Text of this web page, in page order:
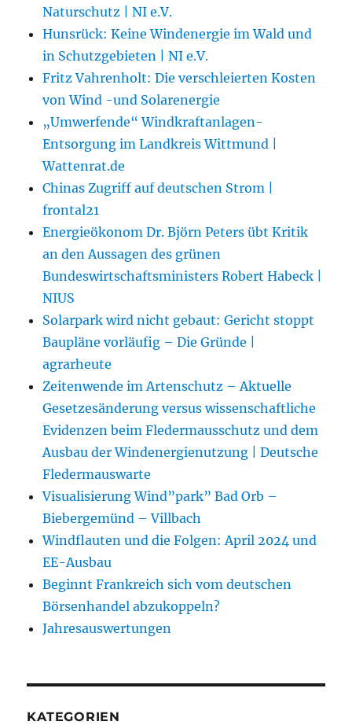
Naturschutz | NI e.V.
Hunsrück: Keine Windenergie im Wald und
in Schutzgebieten | NI e.V.
Fritz Vahrenholt: Die verschleierten Kosten
von Wind -und Solarenergie
„Umwerfende“ Windkraftanlagen-
Entsorgung im Landkreis Wittmund |
Wattenrat.de
Chinas Zugriff auf deutschen Strom |
frontal21
Energieökonom Dr. Björn Peters übt Kritik
an den Aussagen des grünen
Bundeswirtschaftsministers Robert Habeck |
NIUS
Solarpark wird nicht gebaut: Gericht stoppt
Baupläne vorläufig – Die Gründe |
agrarheute
Zeitenwende im Artenschutz – Aktuelle
Gesetzesänderung versus wissenschaftliche
Evidenzen beim Fledermausschutz und dem
Ausbau der Windenergienutzung | Deutsche
Fledermauswarte
Visualisierung Wind”park” Bad Orb –
Biebergemünd – Villbach
Windflauten und die Folgen: April 2024 und
EE-Ausbau
Beginnt Frankreich sich vom deutschen
Börsenhandel abzukoppeln?
Jahresauswertungen
KATEGORIEN